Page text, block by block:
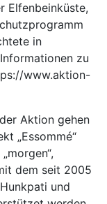
Elfenbeinküste,
in
zu
www.aktion-
Aktion gehen
„Essommé“
dem seit 2005
und